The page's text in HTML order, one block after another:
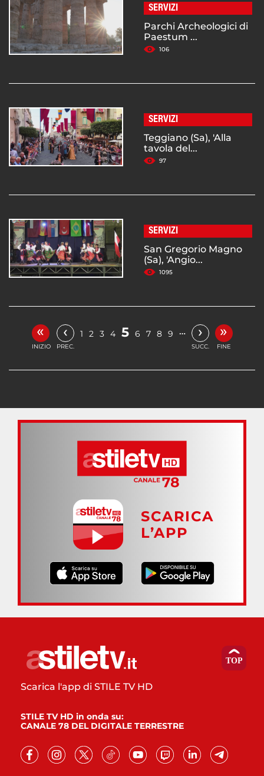
SERVIZI
Parchi Archeologici di
Paestum ...
106
SERVIZI
Teggiano (Sa), 'Alla
tavola del...
97
SERVIZI
San Gregorio Magno
(Sa), 'Angio...
1095
«
INIZIO
‹
PREC.
1 2 3 4 5 6 7 8 9 … ›
SUCC.
»
FINE
SCARICA
L’APP
Scarica l'app di STILE TV HD
STILE TV HD in onda su:
CANALE 78 DEL DIGITALE TERRESTRE